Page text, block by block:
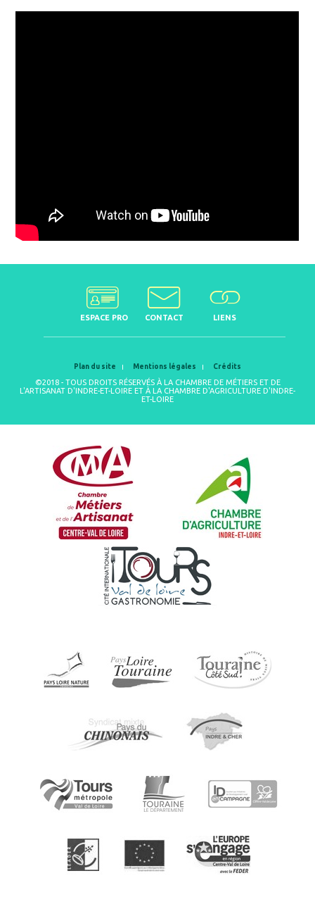
ESPACE PRO CONTACT LIENS
Plan du site Mentions légales Crédits
©2018 - TOUS DROITS RÉSERVÉS À LA CHAMBRE DE MÉTIERS ET DE
L'ARTISANAT D'INDRE-ET-LOIRE ET À LA CHAMBRE D'AGRICULTURE D'INDRE-
ET-LOIRE